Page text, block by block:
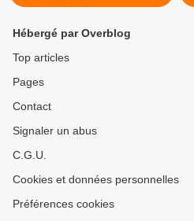
Hébergé par Overblog
Top articles
Pages
Contact
Signaler un abus
C.G.U.
Cookies et données personnelles
Préférences cookies